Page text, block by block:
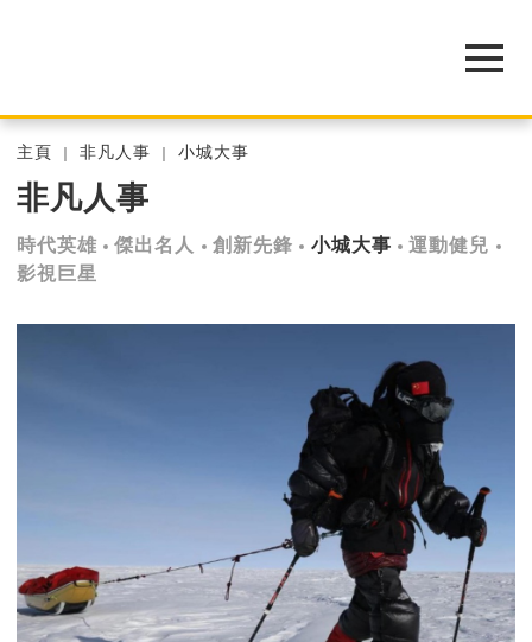
主頁 非凡人事 小城大事
非凡人事
時代英雄 傑出名人 創新先鋒 小城大事
運動健兒
影視巨星